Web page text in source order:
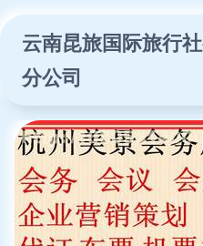
云南昆旅国际旅行
分公司